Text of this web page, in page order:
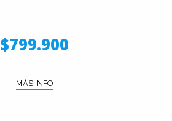
$799.900
MÁS INFO